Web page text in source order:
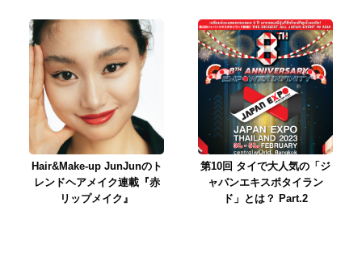
Hair&Make-up JunJunのト
レンドヘアメイク連載『赤
リップメイク』
第10回 タイで大人気の「ジ
ャパンエキスポタイラン
ド」とは？ Part.2